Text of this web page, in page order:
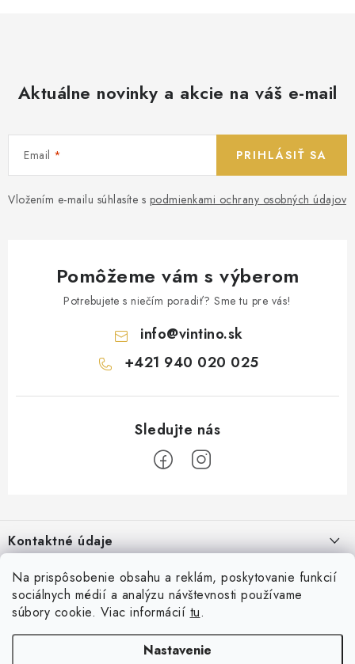
Na prispôsobenie obsahu a reklám, poskytovanie funkcií
sociálnych médií a analýzu návštevnosti používame
súbory cookie. Viac informácií tu.
Nastavenie
Aktuálne novinky a akcie na váš e-mail
Email
Vložením e-mailu súhlasíte s podmienkami ochrany osobných údajov
PRIHLÁSIŤ SA
Pomôžeme vám s výberom
Potrebujete s niečím poradiť? Sme tu pre vás!
info@vintino.sk
+421 940 020 025
pKontaktné údaje
Vintino.sk
Prevádzkovateľ: LAURES s.r.o.
IČO: 54761158
O nás
Všeobecné obchodné podmienky
Reklamácia a vrátenia tovaru
Prihlásenie